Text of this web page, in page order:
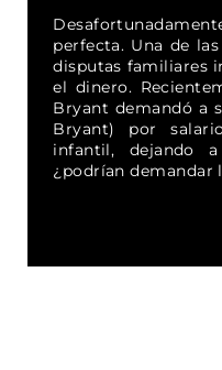
perfecta. Una de
disputas familiares
el dinero.
Bryant demandó a
Bryant) por
infantil, dejando
¿podrían demandar